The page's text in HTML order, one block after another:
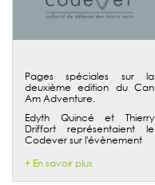
Pages spéciales sur la
deuxième edition du Can
Am Adventure.
Edyth Quincé et Thierry
Driffort représentaient le
Codever sur l'évènement
+ En savoir plus